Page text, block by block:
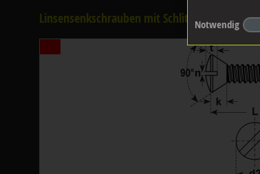
Linsensenkschrauben mit Schlitz, DIN964A
Notwendig